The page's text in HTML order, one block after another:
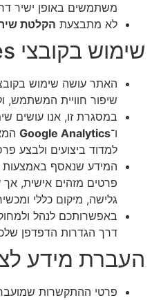
משתמשים באופן ישיר
לא מתבצעת הקלטת
שימוש בקובצי Cookies
שיפור חוויית המשתמש,
במסגרת זו, אנו עושים
ו־Google Analytics
למדוד ביצועים ולבצע
פרטים מזהים אישית, אך
גלישה, מיקום כללי
דרך הגדרות הדפדפן
העברת מידע
פרטי ההתקשרות